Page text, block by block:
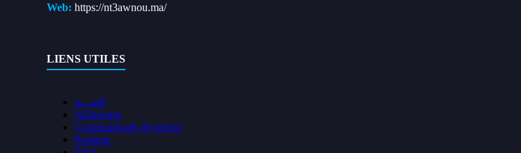
Web: https://nt3awnou.ma/
LIENS UTILES
العربية
Nt3awnou
Communiqués de presse
Pratique